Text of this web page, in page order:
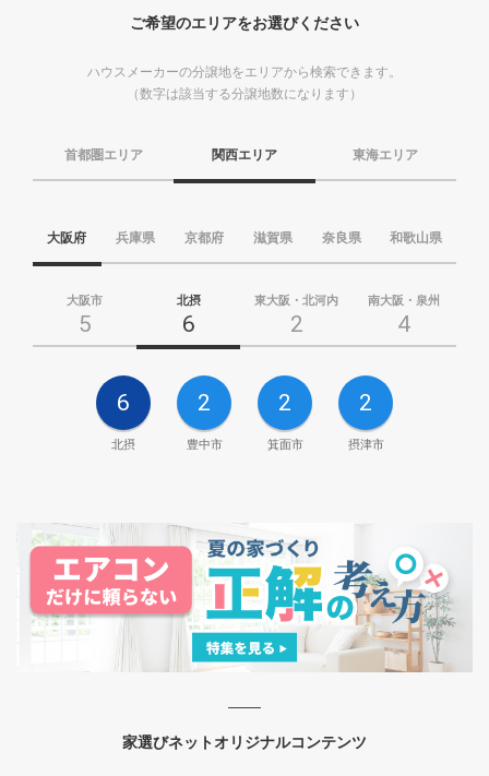
ご希望のエリアをお選びください
ハウスメーカーの分譲地をエリアから検索できます。
（数字は該当する分譲地数になります）
首都圏エリア 関西エリア 東海エリア
大阪府 兵庫県 京都府 滋賀県 奈良県 和歌山県
大阪市
5
北摂
6
東大阪・北河内
2
南大阪・泉州
4
6
北摂
2
豊中市
2
箕面市
2
摂津市
家選びネットオリジナルコンテンツ